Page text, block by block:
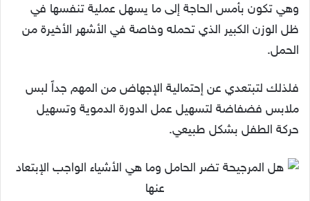
وهي تكون بأمس الحاجة إلى ما يسهل عملية تنفسها في
ظل الوزن الكبير الذي تحمله وخاصة في الأشهر الأخيرة من
الحمل.
فلذلك لتبتعدي عن إحتمالية الإجهاض من المهم جداً لبس
ملابس فضفاضة لتسهيل عمل الدورة الدموية وتسهيل
حركة الطفل بشكل طبيعي.